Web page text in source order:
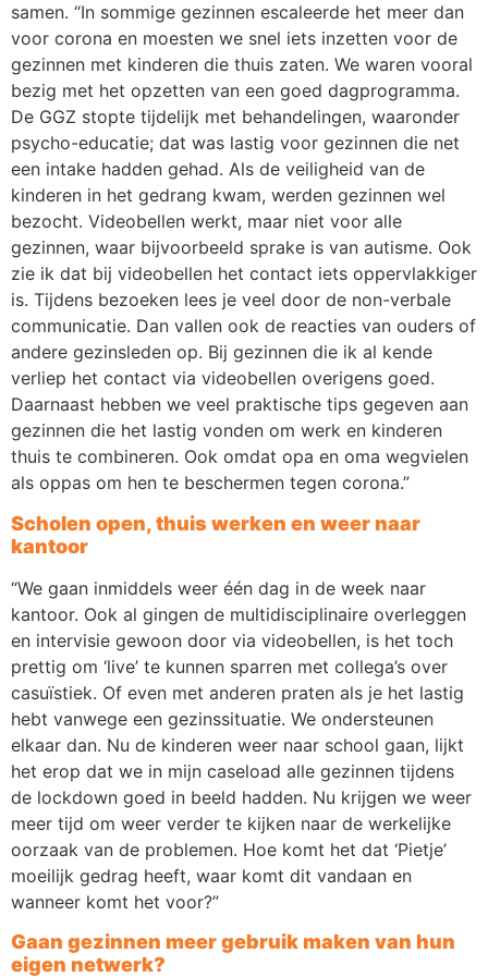
samen. “In sommige gezinnen escaleerde het meer dan
voor corona en moesten we snel iets inzetten voor de
gezinnen met kinderen die thuis zaten. We waren vooral
bezig met het opzetten van een goed dagprogramma.
De GGZ stopte tijdelijk met behandelingen, waaronder
psycho-educatie; dat was lastig voor gezinnen die net
een intake hadden gehad. Als de veiligheid van de
kinderen in het gedrang kwam, werden gezinnen wel
bezocht. Videobellen werkt, maar niet voor alle
gezinnen, waar bijvoorbeeld sprake is van autisme. Ook
zie ik dat bij videobellen het contact iets oppervlakkiger
is. Tijdens bezoeken lees je veel door de non-verbale
communicatie. Dan vallen ook de reacties van ouders of
andere gezinsleden op. Bij gezinnen die ik al kende
verliep het contact via videobellen overigens goed.
Daarnaast hebben we veel praktische tips gegeven aan
gezinnen die het lastig vonden om werk en kinderen
thuis te combineren. Ook omdat opa en oma wegvielen
als oppas om hen te beschermen tegen corona.”
Scholen open, thuis werken en weer naar
kantoor
“We gaan inmiddels weer één dag in de week naar
kantoor. Ook al gingen de multidisciplinaire overleggen
en intervisie gewoon door via videobellen, is het toch
prettig om ‘live’ te kunnen sparren met collega’s over
casuïstiek. Of even met anderen praten als je het lastig
hebt vanwege een gezinssituatie. We ondersteunen
elkaar dan. Nu de kinderen weer naar school gaan, lijkt
het erop dat we in mijn caseload alle gezinnen tijdens
de lockdown goed in beeld hadden. Nu krijgen we weer
meer tijd om weer verder te kijken naar de werkelijke
oorzaak van de problemen. Hoe komt het dat ‘Pietje’
moeilijk gedrag heeft, waar komt dit vandaan en
wanneer komt het voor?”
Gaan gezinnen meer gebruik maken van hun
eigen netwerk?